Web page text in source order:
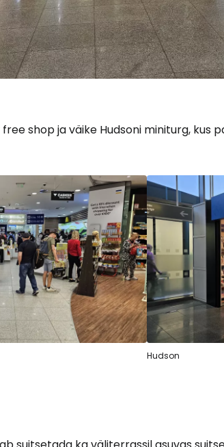
shopja väike Hudsoni miniturg, kus
Hudson